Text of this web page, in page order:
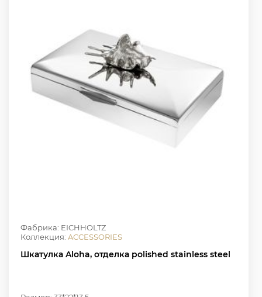
Фабрика: EICHHOLTZ
Коллекция: ACCESSORIES
Шкатулка Aloha, отделка polished stainless steel